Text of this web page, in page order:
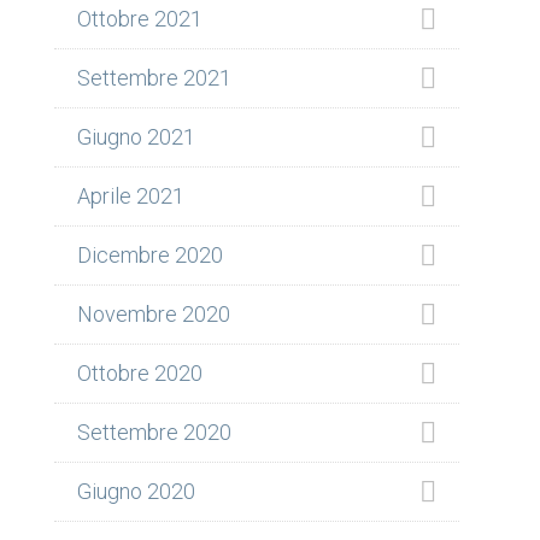
Ottobre 2021
Settembre 2021
Giugno 2021
Aprile 2021
Dicembre 2020
Novembre 2020
Ottobre 2020
Settembre 2020
Giugno 2020